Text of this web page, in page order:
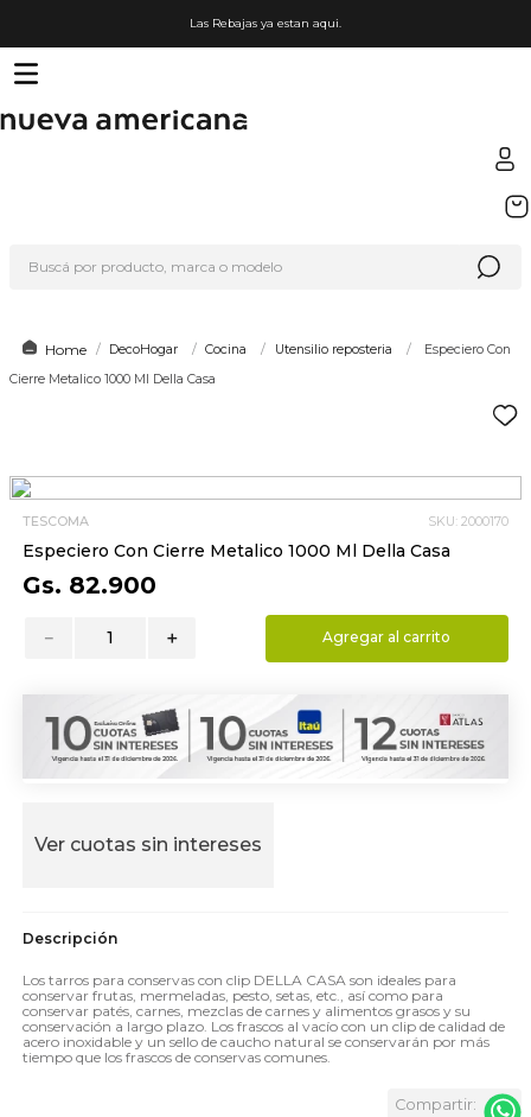
Las Rebajas ya estan aqui.
DecoHogar Cocina Utensilio reposteria
Especiero Con
Cierre Metalico 1000 Ml Della Casa
TESCOMA SKU: 2000170
Especiero Con Cierre Metalico 1000 Ml Della Casa
Gs. 82.900
＋
－ Agregar al carrito
Ver cuotas sin intereses
Los tarros para conservas con clip DELLA CASA son ideales para
conservar frutas, mermeladas, pesto, setas, etc., así como para
conservar patés, carnes, mezclas de carnes y alimentos grasos y su
conservación a largo plazo. Los frascos al vacío con un clip de calidad de
acero inoxidable y un sello de caucho natural se conservarán por más
tiempo que los frascos de conservas comunes.
2.
nike
4.
lego
5.
organizador
7.
hot wheels
8.
hydrate
9.
toalla
10. almohada